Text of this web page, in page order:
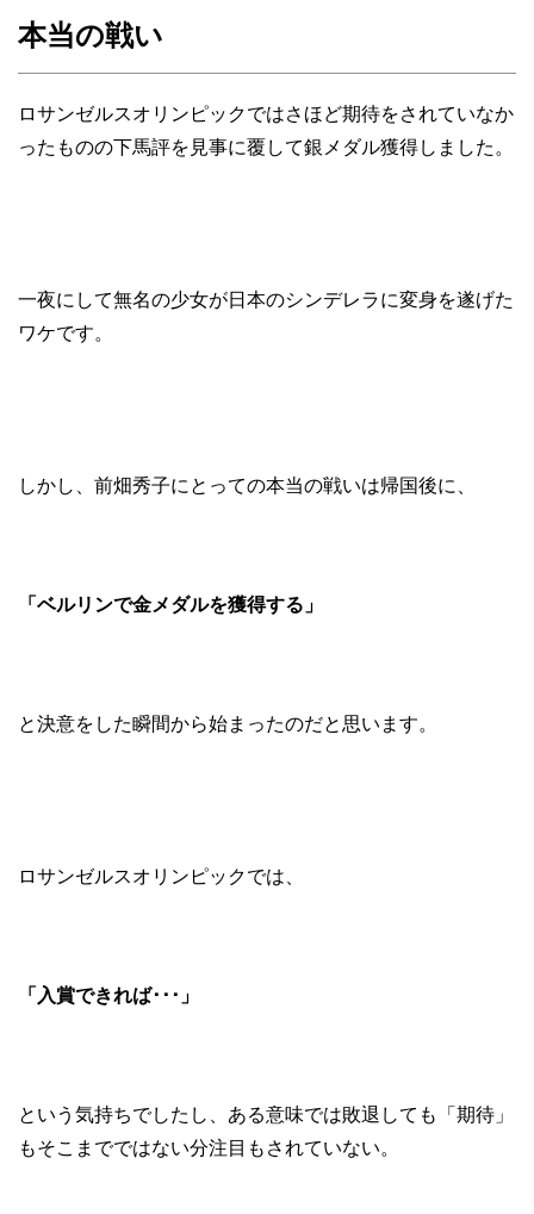
本当の戦い
ロサンゼルスオリンピックではさほど期待をされていなか
ったものの下馬評を見事に覆して銀メダル獲得しました。
一夜にして無名の少女が日本のシンデレラに変身を遂げた
ワケです。
しかし、前畑秀子にとっての本当の戦いは帰国後に、
「ベルリンで金メダルを獲得する」
と決意をした瞬間から始まったのだと思います。
ロサンゼルスオリンピックでは、
「入賞できれば･･･」
という気持ちでしたし、ある意味では敗退しても「期待」
もそこまでではない分注目もされていない。